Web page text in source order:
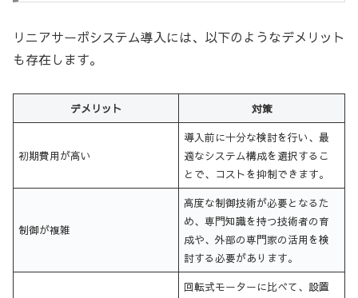
リニアサーボシステム導入には、以下のようなデメリット
も存在します。
デメリット 対策
初期費用が高い
導入前に十分な検討を行い、最
適なシステム構成を選択するこ
とで、コストを抑制できます。
制御が複雑
高度な制御技術が必要となるた
め、専門知識を持つ技術者の育
成や、外部の専門家の活用を検
討する必要があります。
回転式モーターに比べて、設置